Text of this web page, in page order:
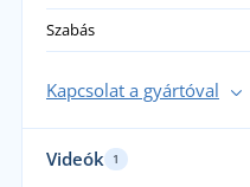
Szabás
Kapcsolat a gyártóval
Videók 1